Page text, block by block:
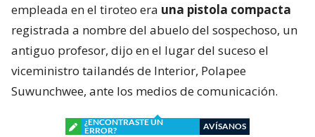
empleada en el tiroteo era una pistola compacta
registrada a nombre del abuelo del sospechoso, un
antiguo profesor, dijo en el lugar del suceso el
viceministro tailandés de Interior, Polapee
Suwunchwee, ante los medios de comunicación.
¿ENCONTRASTE UN
ERROR?
AVÍSANOS